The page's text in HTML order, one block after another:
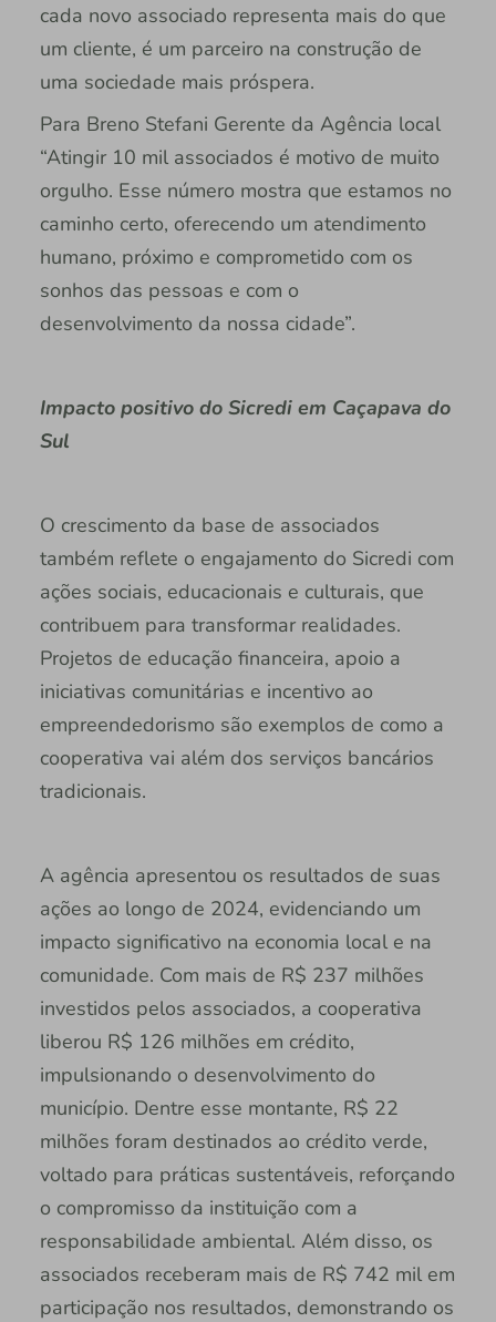
cada novo associado representa mais do que
um cliente, é um parceiro na construção de
uma sociedade mais próspera.
Para Breno Stefani Gerente da Agência local
“Atingir 10 mil associados é motivo de muito
orgulho. Esse número mostra que estamos no
caminho certo, oferecendo um atendimento
humano, próximo e comprometido com os
sonhos das pessoas e com o
desenvolvimento da nossa cidade”.
Impacto positivo do Sicredi em Caçapava do
Sul
O crescimento da base de associados
também reflete o engajamento do Sicredi com
ações sociais, educacionais e culturais, que
contribuem para transformar realidades.
Projetos de educação financeira, apoio a
iniciativas comunitárias e incentivo ao
empreendedorismo são exemplos de como a
cooperativa vai além dos serviços bancários
tradicionais.
A agência apresentou os resultados de suas
ações ao longo de 2024, evidenciando um
impacto significativo na economia local e na
comunidade. Com mais de R$ 237 milhões
investidos pelos associados, a cooperativa
liberou R$ 126 milhões em crédito,
impulsionando o desenvolvimento do
município. Dentre esse montante, R$ 22
milhões foram destinados ao crédito verde,
voltado para práticas sustentáveis, reforçando
o compromisso da instituição com a
responsabilidade ambiental. Além disso, os
associados receberam mais de R$ 742 mil em
participação nos resultados, demonstrando os